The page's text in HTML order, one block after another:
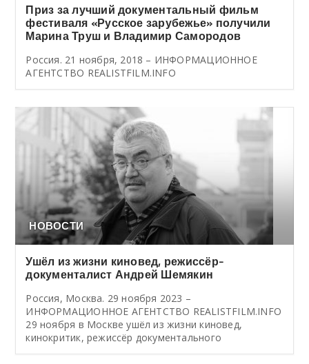
Приз за лучший документальный фильм
фестиваля «Русское зарубежье» получили
Марина Труш и Владимир Самородов
Россия. 21 ноября, 2018 – ИНФОРМАЦИОННОЕ
АГЕНТСТВО REALISTFILM.INFO
НОВОСТИ
Ушёл из жизни киновед, режиссёр-
документалист Андрей Шемякин
Россия, Москва. 29 ноября 2023 –
ИНФОРМАЦИОННОЕ АГЕНТСТВО REALISTFILM.INFO
29 ноября в Москве ушёл из жизни киновед,
кинокритик, режиссёр документального